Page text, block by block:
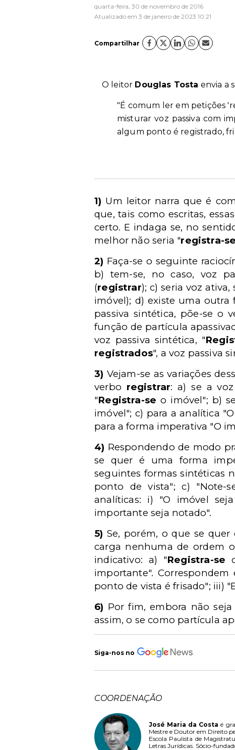
quarta-feira, 30 de novembro de 2016
Atualizado em 3 de janeiro de 2023 10:21
Compartilhar
O leitor Douglas Tosta envia a
"É comum ler em petições
misturar voz passiva com
algum ponto é registrado,
1) Um leitor narra que é
que, tais como escritas,
certo. E indaga se, no
melhor não seria "registra-se
2) Faça-se o seguinte
b) tem-se, no caso, voz
(registrar); c) seria voz
imóvel); d) existe uma outra
passiva sintética, põe-se o
função de partícula
voz passiva sintética, "
registrados", a voz passiva
3) Vejam-se as variações
verbo registrar: a) se a
"Registra-se o imóvel"; b)
imóvel"; c) para a analítica
para a forma imperativa "O
4) Respondendo de modo
se quer é uma forma
seguintes formas sintéticas
ponto de vista"; c) "Note-
analíticas: i) "O imóvel seja
importante seja notado".
5) Se, porém, o que se
carga nenhuma de ordem
indicativo: a) "Registra-se
importante".
ponto de vista é frisado"; iii)
6) Por fim, embora não
assim, o se como partícula
Siga-nos no
COORDENAÇÃO
José Maria da Costa é
Mestre e Doutor em Direito
Escola Paulista de
Letras Jurídicas. Sócio-